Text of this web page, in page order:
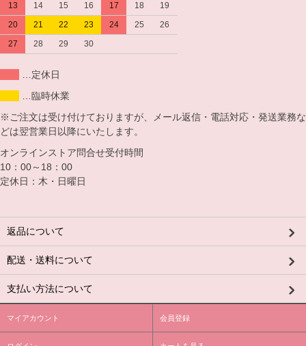
13
14 15 16 17 18
19
20
21 22 23 24 25
26
27
28 29 30
…定休日
…臨時休業
※ご注文は受け付けておりますが、メール返信・電話対応・発送業務な
どは翌営業日以降にいたします。
オンラインストア問合せ受付時間
10：00～18：00
定休日：木・日曜日
返品について
配送・送料について
支払い方法について
マイアカウント 会員登録